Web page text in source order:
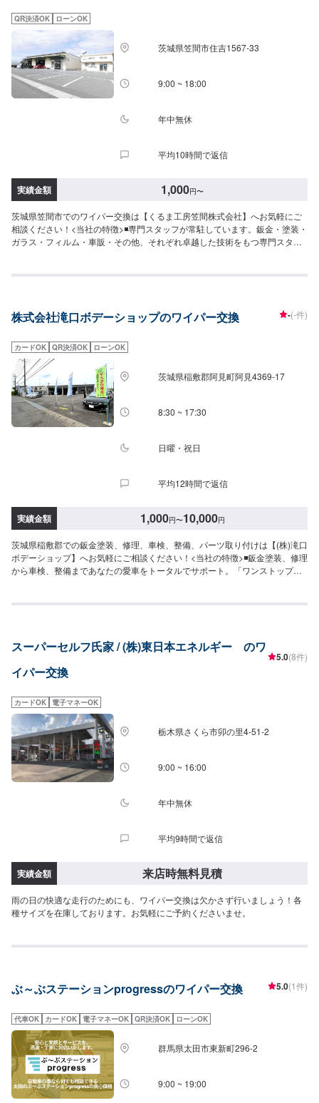
います。ぜひ、お問い合わせください！--------------------------------------------------
【1】オファーにてお問い合わせ【2】お見積り【3】お見積りにご納得いた
だければ作業開始【4】仕上がり次第納車-----納期について-----納期は通常即
日で納車となります。納期は前後する場合がございます。予め、ご了承くだ
さい。-----パーツ持ち込みについて-----パーツの持ち込み可能です。オファー
にて詳細をお願い致します。-----代車について-----無料の代車をご用意してい
ます。お車の作業中は代車をご利用ください。※代車の燃料代はお客様にご負
様を過ぎ左手にMMM様の看板がある所を右折していただければ工場がありま
ースは事務所前の空いているスペースに駐車してください。受付はスタッフ
休日・営業時間】定休日：日曜日、祝日営業時間：9:00~18:00
QR決済OK ローンOK
茨城県笠間市住吉1567-33
9:00 ~ 18:00
年中無休
平均10時間で返信
実績金額 1,000円〜
茨城県笠間市でのワイパー交換は【くるま工房笠間株式会社】へお気軽にご
相談ください！<当社の特徴>◾専門スタッフが常駐しています。鈑金・塗装・
ガラス・フィルム・車販・その他、それぞれ卓越した技術をもつ専門スタッ
間は保証します。◾土・日・祝も営業してるのでお客様がお休みでも見積・修
案！>★お安く済ませたい…★お時間があまり取れない…などのご相談もお気
にご納得いただければ作業開始【4】仕上がり次第納車-----納期について-----
納期は通常即日で納車となります。(要相談)納期は前後する場合がございま
す。予めご了承ください。-----代車について-----代車をご用意しています。お
車の作業中は代車をご利用ください。※代車の燃料代はお客様にご負担いただ
いております。-----ご来店時の注意、受付方法-----入庫の際はお気をつけてお
越しください。駐車スペースは事務所前の空いているスペースに駐車してく
ださい。受付はスタッフへ「メンテモで予約しました」とお伝えください。
休み）営業時間：9:00~18:00
株式会社滝口ボデーショップのワイパー交換 -(-件)
カードOK QR決済OK ローンOK
茨城県稲敷郡阿見町阿見4369-17
8:30 ~ 17:30
日曜・祝日
平均12時間で返信
実績金額 1,000円〜10,000円
茨城県稲敷郡での鈑金塗装、修理、車検、整備、パーツ取り付けは【(株)滝口
ボデーショップ】へお気軽にご相談ください！<当社の特徴>◾鈑金塗装、修理
から車検、整備まであなたの愛車をトータルでサポート。「ワンストップ」
んでもお問い合わせください。◾プロの熟練の技が納得の仕上がりをお約束。
質への絶対の自信。とにかく安心してお任せください。<ご希望と条件に応じ
たパーソナルメニューを提案！>「技術的なクオリティの提供はもちろん、お
客様目線での最善のメニューと車輌価値をできる限り下げない処理をいかに
のニーズや条件に確実に応えることにこだわります。【1】オファーにてお問
い合わせ【2】お見積り【3】お見積りにご納得いただければ作業開始【4】
仕上がり次第納車-----納期について-----納期は通常1日程度で納車となりま
す。(要相談)納期は前後する場合がございます。予めご了承ください。-----ご
来店時の注意、受付方法-----入庫の際はお気をつけてお越しください。駐車ス
ペースは事務所前の空いているスペースに駐車してください。受付はスタッ
フへ「メンテモで予約しました」とお伝えください。ご案内いたします。
スーパーセルフ氏家 / (株)東日本エネルギー のワ
イパー交換
5.0(8件)
カードOK 電子マネーOK
栃木県さくら市卯の里4-51-2
9:00 ~ 16:00
年中無休
平均9時間で返信
実績金額 来店時無料見積
雨の日の快適な走行のためにも、ワイパー交換は欠かさず行いましょう！各
種サイズを在庫しております。お気軽にご予約くださいませ。
ぶ～ぶステーションprogressのワイパー交換 5.0(1件)
代車OK カードOK 電子マネーOK QR決済OK ローンOK
群馬県太田市東新町296-2
9:00 ~ 19:00